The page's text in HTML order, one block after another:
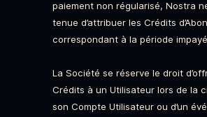
paiement non régularisé, Nostra
tenue d’attribuer les Crédits
correspondant à la période
La Société se réserve le droit
Crédits à un Utilisateur lors de la
son Compte Utilisateur ou d’un